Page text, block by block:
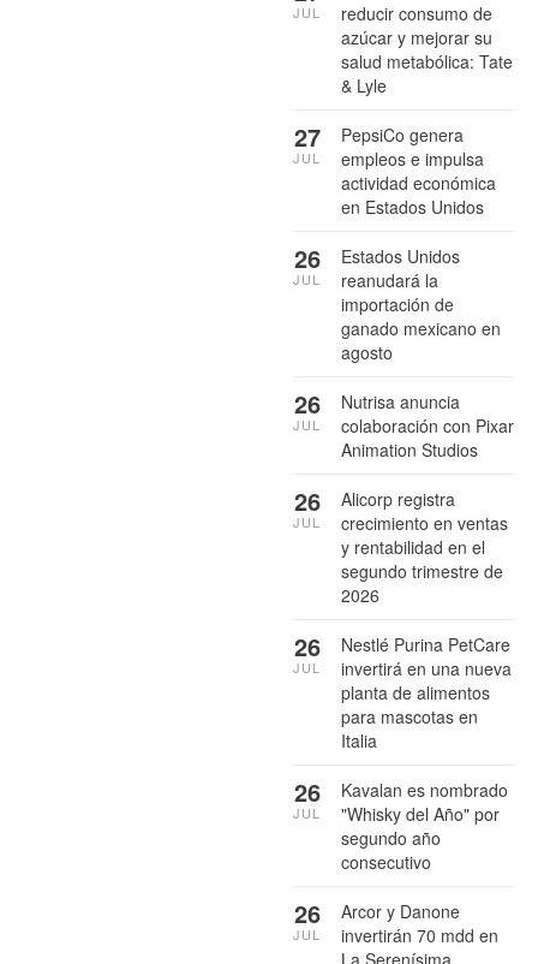
reducir consumo de
azúcar y mejorar su
salud metabólica: Tate
& Lyle
JUL
PepsiCo genera
empleos e impulsa
actividad económica
en Estados Unidos
27
JUL
Estados Unidos
reanudará la
importación de
ganado mexicano en
agosto
26
JUL
Nutrisa anuncia
colaboración con Pixar
Animation Studios
26
JUL
Alicorp registra
crecimiento en ventas
y rentabilidad en el
segundo trimestre de
2026
26
JUL
Nestlé Purina PetCare
invertirá en una nueva
planta de alimentos
para mascotas en
Italia
26
JUL
Kavalan es nombrado
"Whisky del Año" por
segundo año
consecutivo
26
JUL
Arcor y Danone
invertirán 70 mdd en
26
JUL